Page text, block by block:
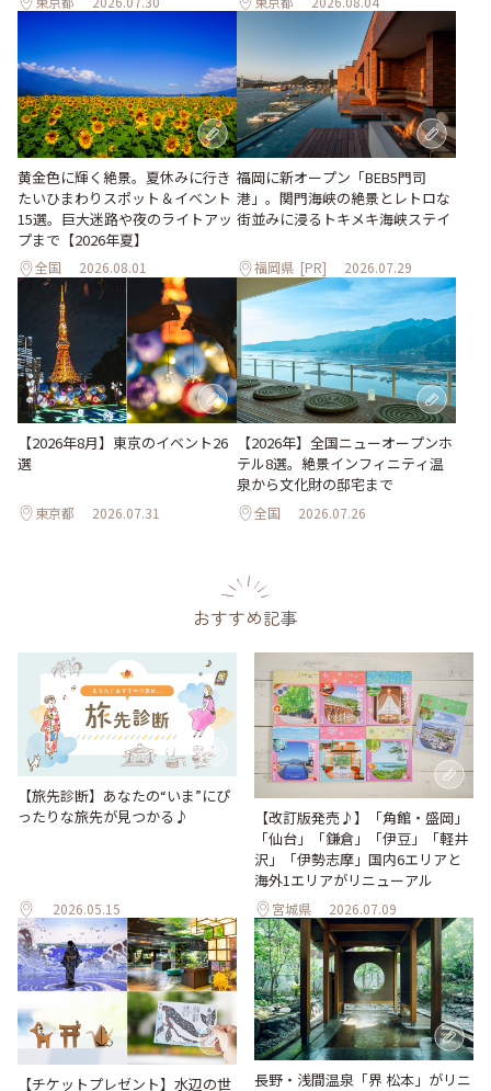
黄金色に輝く絶景。夏休みに行き
たいひまわりスポット＆イベント
15選。巨大迷路や夜のライトアッ
プまで【2026年夏】
全国 2026.08.01
福岡に新オープン「BEB5門司
港」。関門海峡の絶景とレトロな
街並みに浸るトキメキ海峡ステイ
福岡県 [PR] 2026.07.29
【2026年8月】東京のイベント26
選
東京都 2026.07.31
【2026年】全国ニューオープンホ
テル8選。絶景インフィニティ温
泉から文化財の邸宅まで
全国 2026.07.26
おすすめ記事
【旅先診断】あなたの“いま”にぴ
ったりな旅先が見つかる♪
2026.05.15
【改訂版発売♪】「角館・盛岡」
「仙台」「鎌倉」「伊豆」「軽井
沢」「伊勢志摩」国内6エリアと
海外1エリアがリニューアル
宮城県 2026.07.09
【チケットプレゼント】水辺の世
長野・浅間温泉「界 松本」がリニ